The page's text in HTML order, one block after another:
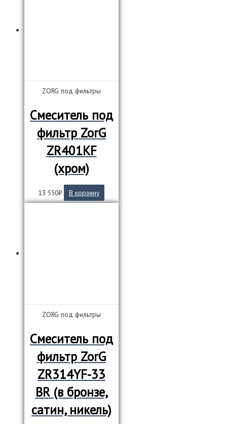
ZORG под фильтры
Смеситель под
фильтр ZorG
ZR401KF
(хром)
13 550₽ В корзину
ZORG под фильтры
Смеситель под
фильтр ZorG
ZR314YF-33
BR (в бронзе,
сатин, никель)